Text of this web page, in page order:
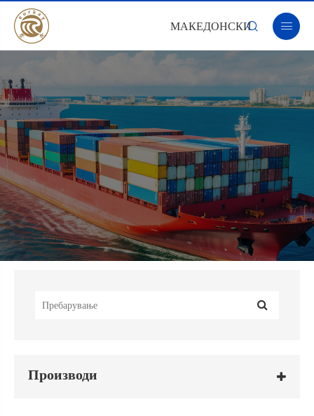
МАКЕДОНСКИ 
Производи